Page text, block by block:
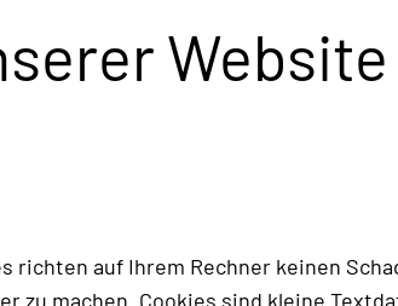
Website
auf Ihrem Rechner keinen
machen. Cookies sind kleine